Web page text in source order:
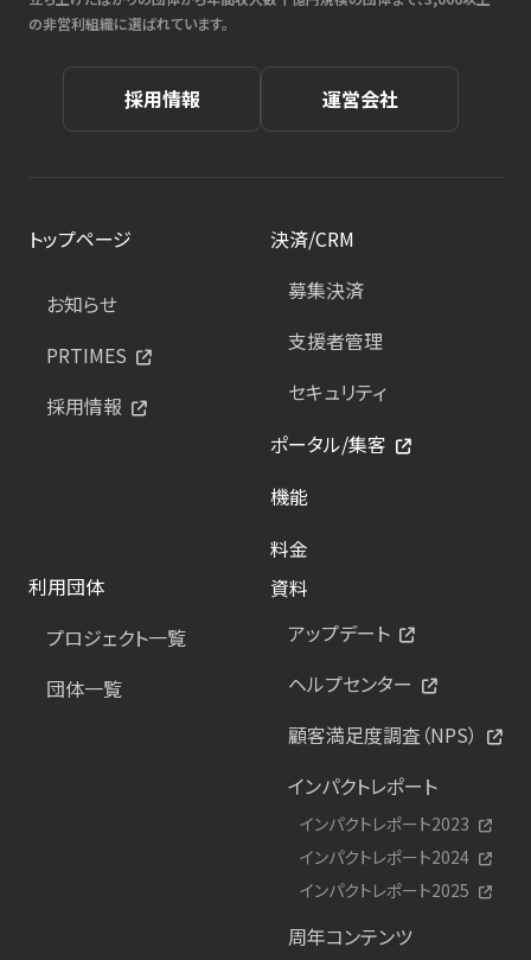
の非営利組織に選ばれています。
採用情報 運営会社
トップページ
お知らせ
PRTIMES
採用情報
決済/CRM
募集決済
支援者管理
セキュリティ
ポータル/集客
機能
料金
利用団体
プロジェクト一覧
団体一覧
資料
アップデート
ヘルプセンター
顧客満足度調査（NPS）
インパクトレポート
インパクトレポート2023
インパクトレポート2024
インパクトレポート2025
周年コンテンツ